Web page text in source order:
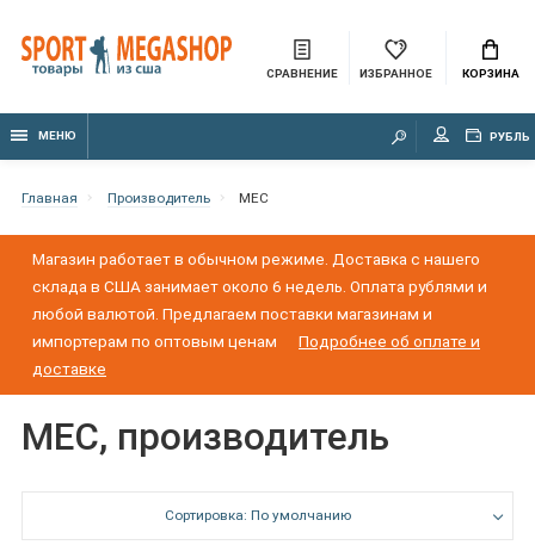
СРАВНЕНИЕ ИЗБРАННОЕ КОРЗИНА
МЕНЮ РУБЛЬ
Главная Производитель MEC
Магазин работает в обычном режиме. Доставка с нашего
склада в США занимает около 6 недель. Оплата рублями и
любой валютой. Предлагаем поставки магазинам и
импортерам по оптовым ценам
Подробнее об оплате и
доставке
MEC, производитель
Сортировка: По умолчанию